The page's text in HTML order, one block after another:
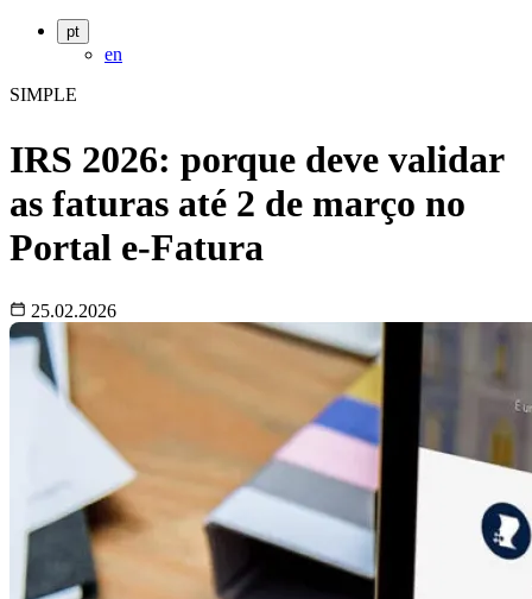
pt
en
SIMPLE
IRS 2026: porque deve validar
as faturas até 2 de março no
Portal e-Fatura
25.02.2026